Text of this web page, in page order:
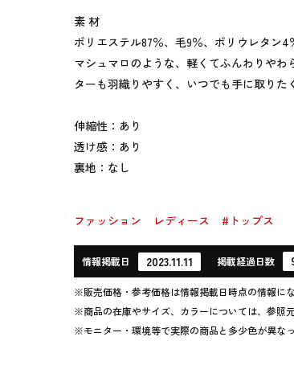
素 材
ポリエステル87％、毛9％、ポリウレタン4
マシュマロのような、軽くてふんわりや
ターも羽織りやすく、いつでも手に取りた
伸縮性：あり
透け感：あり
裏地：なし
ファッション レディース #トップス
情報掲載日 2023.11.11 掲載経過日数
※販売価格・参考価格は情報掲載日時点の情報にな
※商品の在庫やサイズ、カラーについては、参照
※モニター・環境等で実際の商品と多少色が異な